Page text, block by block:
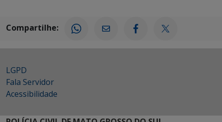
Compartilhe:
LGPD
Fala Servidor
Acessibilidade